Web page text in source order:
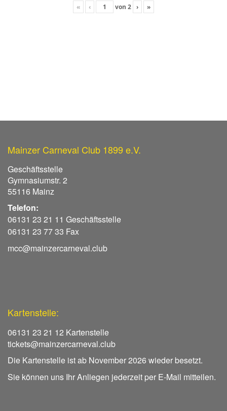
« ‹ von 2 › »
Mainzer Carneval Club 1899 e.V.
Geschäftsstelle
Gymnasiumstr. 2
55116 Mainz
Telefon:
06131 23 21 11 Geschäftsstelle
06131 23 77 33 Fax
mcc@mainzercarneval.club
Kartenstelle:
06131 23 21 12 Kartenstelle
tickets@mainzercarneval.club
Die Kartenstelle ist ab November 2026 wieder besetzt.
Sie können uns Ihr Anliegen jederzeit per E-Mail mitteilen.